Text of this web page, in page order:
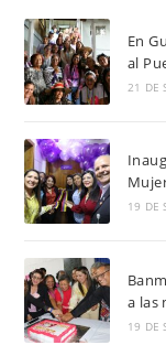
En
al
21 DE
19 DE
a las
19 DE